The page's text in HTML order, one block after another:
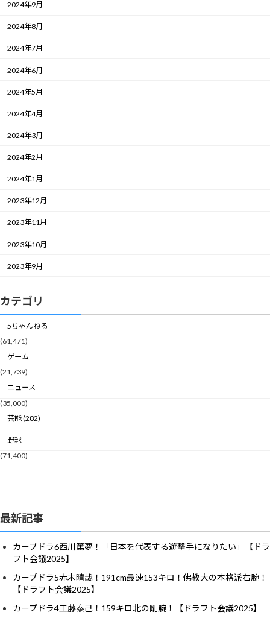
2024年9月
2024年8月
2024年7月
2024年6月
2024年5月
2024年4月
2024年3月
2024年2月
2024年1月
2023年12月
2023年11月
2023年10月
2023年9月
カテゴリ
5ちゃんねる
(61,471)
ゲーム
(21,739)
ニュース
(35,000)
芸能 (282)
野球
(71,400)
最新記事
カープドラ6西川篤夢！「日本を代表する遊撃手になりたい」【ドラ
フト会議2025】
カープドラ5赤木晴哉！191cm最速153キロ！佛教大の本格派右腕！
【ドラフト会議2025】
カープドラ4工藤泰己！159キロ北の剛腕！【ドラフト会議2025】